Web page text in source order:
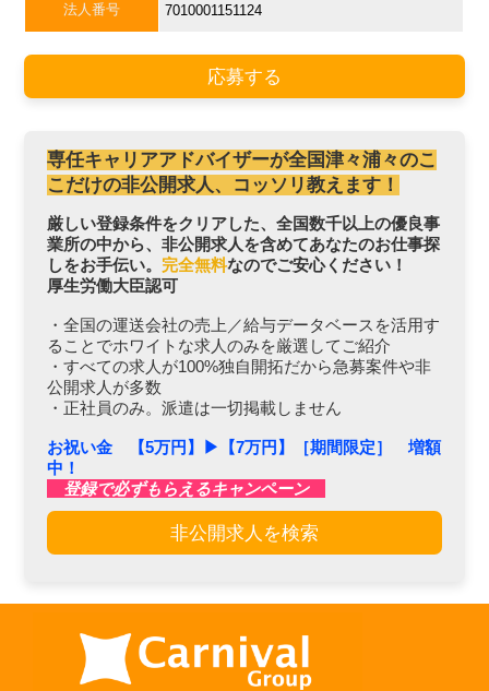
法人番号 7010001151124
応募する
専任キャリアアドバイザーが全国津々浦々のこ
こだけの非公開求人、コッソリ教えます！
厳しい登録条件をクリアした、全国数千以上の優良事
業所の中から、非公開求人を含めてあなたのお仕事探
しをお手伝い。 完全無料なのでご安心ください！
厚生労働大臣認可
・全国の運送会社の売上／給与データベースを活用す
ることでホワイトな求人のみを厳選してご紹介
・すべての求人が100%独自開拓だから急募案件や非
公開求人が多数
・正社員のみ。派遣は一切掲載しません
お祝い金 【5万円】▶︎【7万円】［期間限定］ 増額
中！
登録で必ずもらえるキャンペーン
非公開求人を検索